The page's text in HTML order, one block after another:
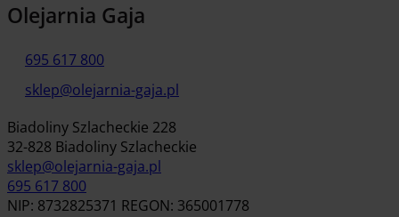
Olejarnia Gaja
695 617 800
sklep@olejarnia-gaja.pl
Biadoliny Szlacheckie 228
32-828 Biadoliny Szlacheckie
sklep@olejarnia-gaja.pl
695 617 800
NIP: 8732825371 REGON: 365001778